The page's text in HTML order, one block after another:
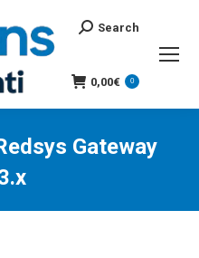
Search:
Search
0,00€ 0
Gateway